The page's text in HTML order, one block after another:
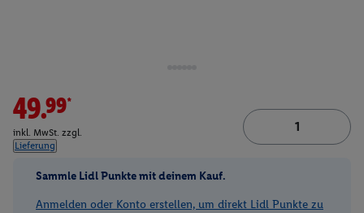
49.99*
inkl. MwSt. zzgl.
Lieferung
Sammle Lidl Punkte mit deinem Kauf.
Anmelden oder Konto erstellen, um direkt Lidl Punkte zu